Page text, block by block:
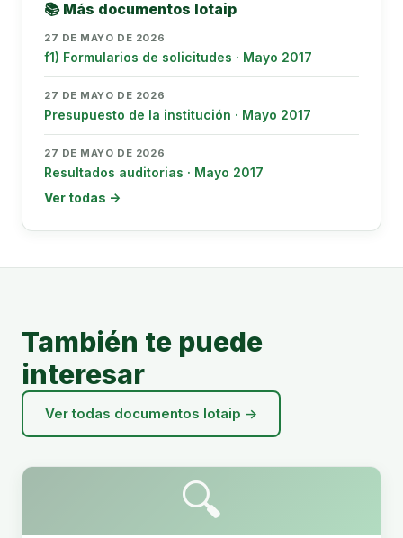
📚 Más documentos lotaip
27 DE MAYO DE 2026
f1) Formularios de solicitudes · Mayo 2017
27 DE MAYO DE 2026
Presupuesto de la institución · Mayo 2017
27 DE MAYO DE 2026
Resultados auditorias · Mayo 2017
Ver todas →
También te puede
interesar
Ver todas documentos lotaip →
🔍